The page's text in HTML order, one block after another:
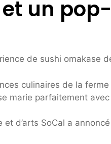
un
de sushi omakase
culinaires de la
marie parfaitement
d’arts SoCal a